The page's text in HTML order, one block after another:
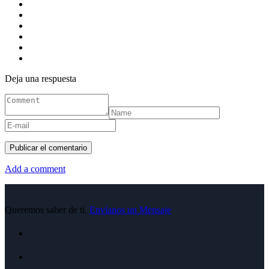
Deja una respuesta
Add a comment
Queremos saber de tí, Envíanos un Mensaje